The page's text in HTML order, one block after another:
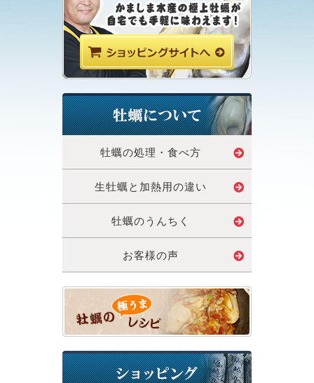
牡蠣の処理・食べ方
生牡蠣と加熱用の違い
牡蠣のうんちく
お客様の声